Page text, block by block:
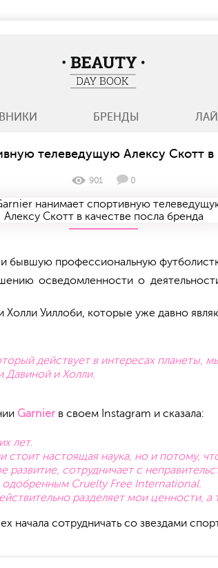
БРЕНДЫ
BeautyDayBook
телеведущую Алексу Скотт в
901 0
бывшую профессиональную
осведомленности о
Уиллоби, которые уже давно
действует в интересах планеты,
Давиной и Холли.
Garnier в своем Instagram и сказала:
лет.
настоящая наука, но и потому,
развитие, сотрудничает с
одобренным Cruelty Free International.
разделяет мои ценности,
начала сотрудничать со звездами